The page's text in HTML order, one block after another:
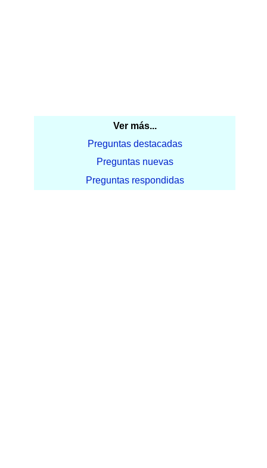
Ver más...
Preguntas destacadas
Preguntas nuevas
Preguntas respondidas